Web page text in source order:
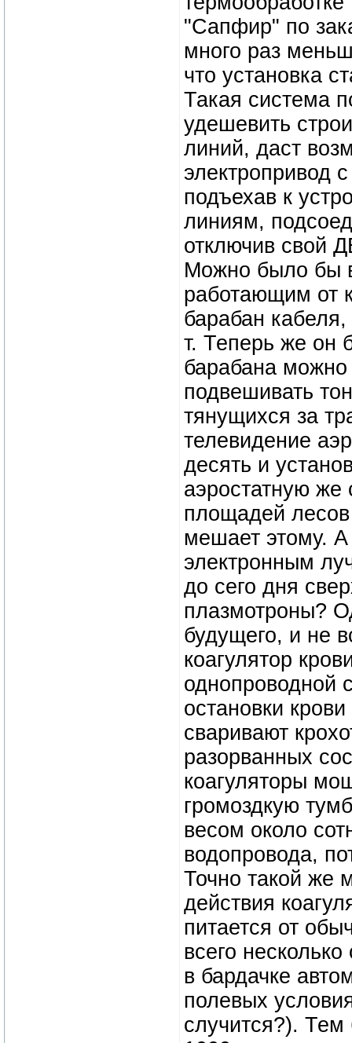
"Сапфир" по
много раз
что установка
Такая система
удешевить
линий, даст
электропривод
подъехав к
линиям,
отключив свой
Можно было бы
работающим от
барабан
т. Теперь же он
барабана можно
подвешивать
тянущихся за
телевидение
десять и
аэростатную же
площадей
мешает этому.
электронным
до сего дня
плазмотроны?
будущего, и не
коагулятор
однопроводной
остановки
сваривают
разорванных
коагуляторы
громоздкую
весом около
водопровода,
Точно такой же
действия
питается от
всего
в бардачке
полевых
случится?). Тем